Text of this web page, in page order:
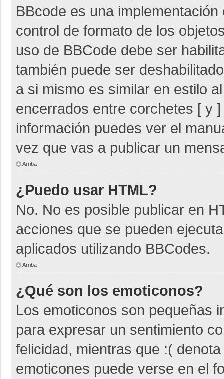
BBcode es una
control de formato de los
uso de BBCode debe ser
también puede ser
a si mismo es similar en estilo
encerrados entre corchetes [ y
información puedes ver el
vez que vas a publicar un
Arriba
¿Puedo usar HTML?
No. No es posible publicar en
acciones que se pueden
aplicados utilizando BBCodes.
Arriba
¿Qué son los emoticonos?
Los emoticonos son pequeñas
para expresar un sentimiento
felicidad, mientras que :(
emoticones puede verse en el